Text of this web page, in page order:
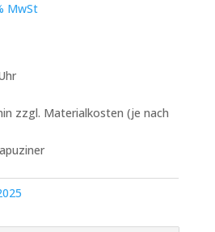
MwSt
zzgl. Materialkosten (je nach